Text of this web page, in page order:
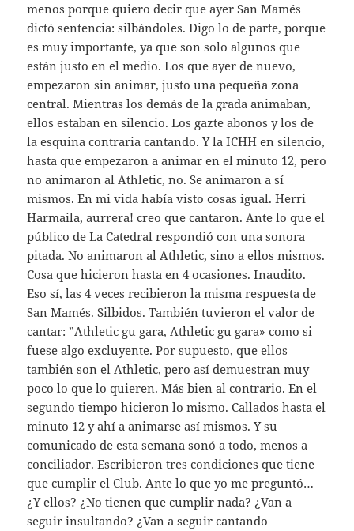
menos porque quiero decir que ayer San Mamés
dictó sentencia: silbándoles. Digo lo de parte, porque
es muy importante, ya que son solo algunos que
están justo en el medio. Los que ayer de nuevo,
empezaron sin animar, justo una pequeña zona
central. Mientras los demás de la grada animaban,
ellos estaban en silencio. Los gazte abonos y los de
la esquina contraria cantando. Y la ICHH en silencio,
hasta que empezaron a animar en el minuto 12, pero
no animaron al Athletic, no. Se animaron a sí
mismos. En mi vida había visto cosas igual. Herri
Harmaila, aurrera! creo que cantaron. Ante lo que el
público de La Catedral respondió con una sonora
pitada. No animaron al Athletic, sino a ellos mismos.
Cosa que hicieron hasta en 4 ocasiones. Inaudito.
Eso sí, las 4 veces recibieron la misma respuesta de
San Mamés. Silbidos. También tuvieron el valor de
cantar: ”Athletic gu gara, Athletic gu gara» como si
fuese algo excluyente. Por supuesto, que ellos
también son el Athletic, pero así demuestran muy
poco lo que lo quieren. Más bien al contrario. En el
segundo tiempo hicieron lo mismo. Callados hasta el
minuto 12 y ahí a animarse así mismos. Y su
comunicado de esta semana sonó a todo, menos a
conciliador. Escribieron tres condiciones que tiene
que cumplir el Club. Ante lo que yo me preguntó…
¿Y ellos? ¿No tienen que cumplir nada? ¿Van a
seguir insultando? ¿Van a seguir cantando